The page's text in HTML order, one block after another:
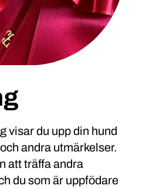
visar du upp din hund
andra utmärkelser.
att träffa andra
du som är uppfödare